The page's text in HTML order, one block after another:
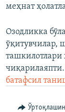
меҳнат
Озодликка
ўқитувчилар,
ташкилотлари
чиқарилаяпти.
батафсил